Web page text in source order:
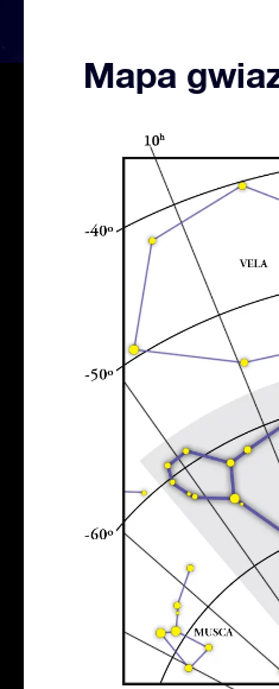
Mapa